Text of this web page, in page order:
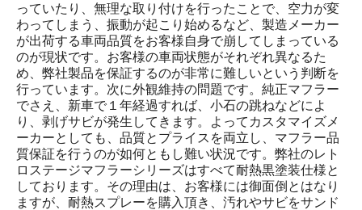
っていたり、無理な取り付けを行ったことで、空力が変
わってしまう、振動が起こり始めるなど、製造メーカー
が出荷する車両品質をお客様自身で崩してしまっている
のが現状です。お客様の車両状態がそれぞれ異なるた
め、弊社製品を保証するのが非常に難しいという判断を
行っています。次に外観維持の問題です。純正マフラー
でさえ、新車で１年経過すれば、小石の跳ねなどによ
り、剥げサビが発生してきます。よってカスタマイズメ
ーカーとしても、品質とプライスを両立し、マフラー品
質保証を行うのが如何ともし難い状況です。弊社のレト
ロステージマフラーシリーズはすべて耐熱黒塗装仕様と
しております。その理由は、お客様には御面倒とはなり
ますが、耐熱スプレーを購入頂き、汚れやサビをサンド